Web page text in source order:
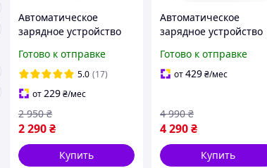
Автоматическое
зарядное устройство
24V -10A для
кислотных, AGM, GEL,
LiFePO4 аккумуляторов
Готово к отправке
5.0 (17)
от229₴/мес
2 290₴
2 950 ₴
Купить
Автоматическое
зарядное устройство
24V 18A для
гелевых GEL, AGM и
Готово к отправке
от429₴/мес
4 290₴
4 990 ₴
Купить